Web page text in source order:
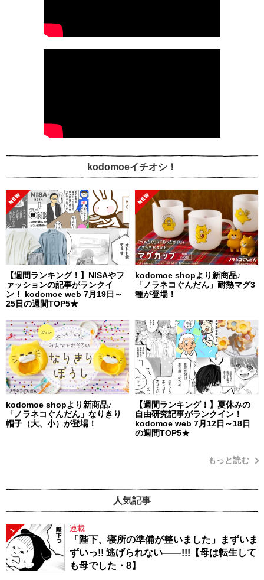
kodomoeイチオシ！
【週間ランキング！】NISAやフ
ァッションの記事がランクイ
ン！ kodomoe web 7月19日～
25日の週間TOP5★
kodomoe shopより新商品♪
「ノラネコぐんだん」耐熱マグ3
種が登場！
kodomoe shopより新商品♪
「ノラネコぐんだん」なりきり
帽子（大、小）が登場！
【週間ランキング！】夏休みの
自由研究記事がランクイン！
kodomoe web 7月12日～18日
の週間TOP5★
もっと読む
人気記事
1 連載
「陛下、寝所の準備が整いました」まずいま
ずいっ!! 逃げられない――!!!【母は転生して
も母でした・8】